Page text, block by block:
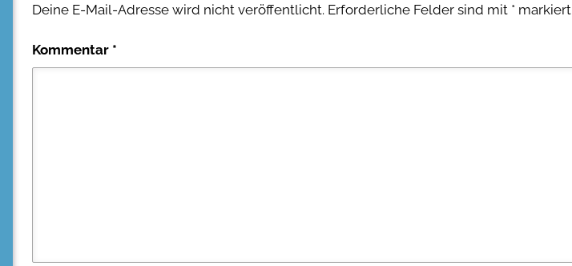
Deine E-Mail-Adresse wird nicht veröffentlicht. Erforderliche Felder sind mit * markiert
Kommentar *